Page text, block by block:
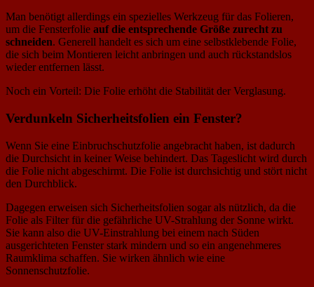
Man benötigt allerdings ein spezielles Werkzeug für das Folieren,
um die Fensterfolie auf die entsprechende Größe zurecht zu
schneiden. Generell handelt es sich um eine selbstklebende Folie,
die sich beim Montieren leicht anbringen und auch rückstandslos
wieder entfernen lässt.
Noch ein Vorteil: Die Folie erhöht die Stabilität der Verglasung.
Verdunkeln Sicherheitsfolien ein Fenster?
Wenn Sie eine Einbruchschutzfolie angebracht haben, ist dadurch
die Durchsicht in keiner Weise behindert. Das Tageslicht wird durch
die Folie nicht abgeschirmt. Die Folie ist durchsichtig und stört nicht
den Durchblick.
Dagegen erweisen sich Sicherheitsfolien sogar als nützlich, da die
Folie als Filter für die gefährliche UV-Strahlung der Sonne wirkt.
Sie kann also die UV-Einstrahlung bei einem nach Süden
ausgerichteten Fenster stark mindern und so ein angenehmeres
Raumklima schaffen. Sie wirken ähnlich wie eine
Sonnenschutzfolie.